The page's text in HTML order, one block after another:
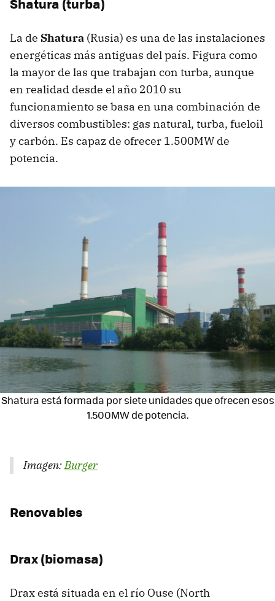
La de Shatura (Rusia) es una de las instalaciones
energéticas más antiguas del país. Figura como
la mayor de las que trabajan con turba, aunque
en realidad desde el año 2010 su
funcionamiento se basa en una combinación de
diversos combustibles: gas natural, turba, fueloil
y carbón. Es capaz de ofrecer 1.500MW de
potencia.
Shatura está formada por siete unidades que ofrecen esos
1.500MW de potencia.
Imagen:Burger
Renovables
Drax (biomasa)
Drax está situada en el río Ouse (North